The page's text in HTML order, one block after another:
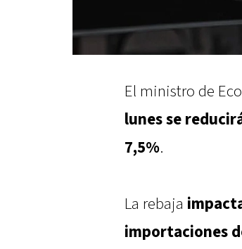
El ministro de
lunes se
7,5%.
La rebaja
importaciones